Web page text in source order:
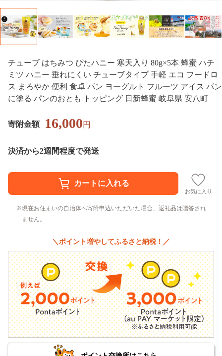
チューブ はちみつ ぴたハニー 寒天入り 80g×5本 蜂蜜 ハチ
ミツ ハニー 垂れにくい チューブタイプ 手軽 エコ フードロ
ス まろやか 便利 食卓 パン ヨーグルト フルーツ アイス パン
に塗る パンのおとも トッピング 日新蜂蜜 岐阜県 安八町
寄附金額 16,000円
決済から2週間程度で発送
お気に入り
現在お住まいの自治体へ寄附申込いただいた場合、返礼品は贈答され
ません。
＼ポイント増やしてふるさと納税！／